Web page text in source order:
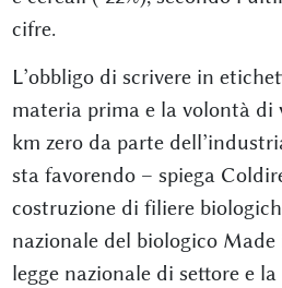
cifre.
L’obbligo di scrivere in
materia prima e la volontà di
km zero da parte
sta favorendo – spiega
costruzione di filiere
nazionale del biologico
legge nazionale di settore e